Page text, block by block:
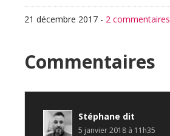
21 décembre 2017 - 2 commentaires
Interactions
du
lecteur
Commentaires
Stéphane dit
5 janvier 2018 à 11h35